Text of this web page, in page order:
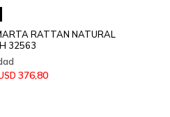
RATTAN NATURAL
32563
376,80